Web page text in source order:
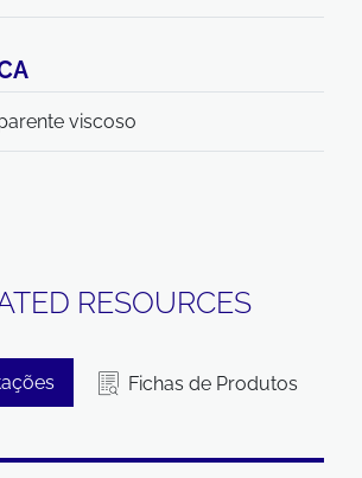
viscoso
RESOURCES
Fichas de Produtos